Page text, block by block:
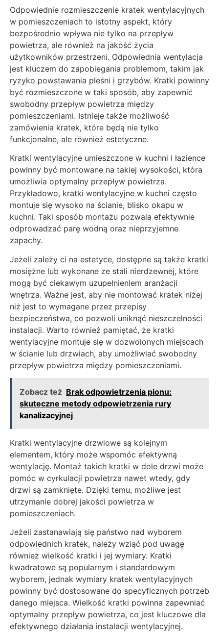
Odpowiednie rozmieszczenie kratek wentylacyjnych
w pomieszczeniach to istotny aspekt, który
bezpośrednio wpływa nie tylko na przepływ
powietrza, ale również na jakość życia
użytkowników przestrzeni. Odpowiednia wentylacja
jest kluczem do zapobiegania problemom, takim jak
ryzyko powstawania pleśni i grzybów. Kratki powinny
być rozmieszczone w taki sposób, aby zapewnić
swobodny przepływ powietrza między
pomieszczeniami. Istnieje także możliwość
zamówienia kratek, które będą nie tylko
funkcjonalne, ale również estetyczne.
Kratki wentylacyjne umieszczone w kuchni i łazience
powinny być montowane na takiej wysokości, która
umożliwia optymalny przepływ powietrza.
Przykładowo, kratki wentylacyjne w kuchni często
montuje się wysoko na ścianie, blisko okapu w
kuchni. Taki sposób montażu pozwala efektywnie
odprowadzać parę wodną oraz nieprzyjemne
zapachy.
Jeżeli zależy ci na estetyce, dostępne są także kratki
mosiężne lub wykonane ze stali nierdzewnej, które
mogą być ciekawym uzupełnieniem aranżacji
wnętrza. Ważne jest, aby nie montować kratek niżej
niż jest to wymagane przez przepisy
bezpieczeństwa, co pozwoli uniknąć nieszczelności
instalacji. Warto również pamiętać, że kratki
wentylacyjne montuje się w dozwolonych miejscach
w ścianie lub drzwiach, aby umożliwiać swobodny
przepływ powietrza między pomieszczeniami.
Zobacz też Brak odpowietrzenia pionu:
skuteczne metody odpowietrzenia rury
kanalizacyjnej
Kratki wentylacyjne drzwiowe są kolejnym
elementem, który może wspomóc efektywną
wentylację. Montaż takich kratki w dole drzwi może
pomóc w cyrkulacji powietrza nawet wtedy, gdy
drzwi są zamknięte. Dzięki temu, możliwe jest
utrzymanie dobrej jakości powietrza w
pomieszczeniach.
Jeżeli zastanawiają się państwo nad wyborem
odpowiednich kratek, należy wziąć pod uwagę
również wielkość kratki i jej wymiary. Kratki
kwadratowe są popularnym i standardowym
wyborem, jednak wymiary kratek wentylacyjnych
powinny być dostosowane do specyficznych potrzeb
danego miejsca. Wielkość kratki powinna zapewniać
optymalny przepływ powietrza, co jest kluczowe dla
efektywnego działania instalacji wentylacyjnej.